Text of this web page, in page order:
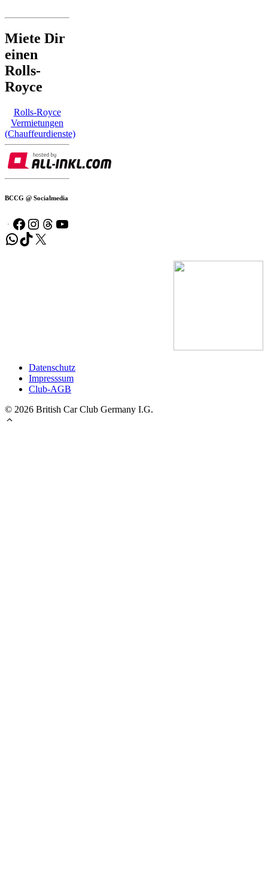
Miete Dir
einen
Rolls-
Royce
Rolls-Royce
Vermietungen
(Chauffeurdienste)
BCCG @ Socialmedia
Facebook
Instagram
Threads
YouTube
WhatsApp
TikTok
X
Datenschutz
Impresssum
Club-AGB
© 2026 British Car Club Germany I.G.